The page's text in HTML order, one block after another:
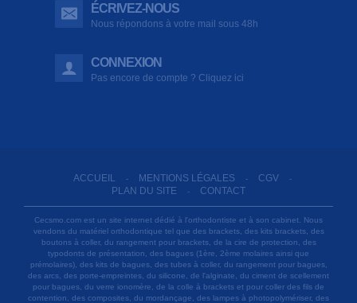
ÉCRIVEZ-NOUS
Nous répondons à votre mail sous 48h
CONNEXION
Pas encore de compte ? Cliquez ici
ACCUEIL - MENTIONS LÉGALES - CGV -
PLAN DU SITE - CONTACT
Cecsmo.com est un site internet dédié à l'orthodontiste et à son cabinet. Nous
vendons du matériel orthodontique tel que des brackets, des kits brackets, des
boutons à coller, du rangement pour brackets, de la cire de protection, des
typodonts de présentation, des bagues (1ère, 2ème molaires ainsi que
prémolaires), des kits de bagues, des tubes à coller, du rangement pour bagues,
des arcs, des porte-empreintes, du silicone, de l'alginate, du ciment de scellement
pour bagues, du verre ionomère, de la colle à brackets et pour coller des fils de
contention, des composites, du mordançage, des lampes à photopolymériser, des